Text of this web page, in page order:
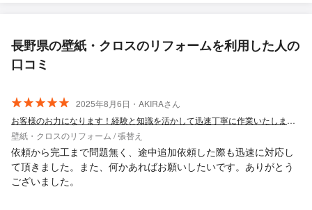
長野県の壁紙・クロスのリフォームを利用した人の
口コミ
2025年8月6日・AKIRAさん
お客様のお力になります！経験と知識を活かして迅速丁寧に作業いたします！
壁紙・クロスのリフォーム / 張替え
依頼から完工まで問題無く、途中追加依頼した際も迅速に対応し
て頂きました。また、何かあればお願いしたいです。ありがとう
ございました。